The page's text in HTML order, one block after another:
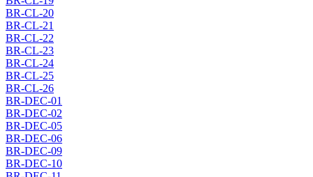
BR-CL-20
BR-CL-21
BR-CL-22
BR-CL-23
BR-CL-24
BR-CL-25
BR-CL-26
BR-DEC-01
BR-DEC-02
BR-DEC-05
BR-DEC-06
BR-DEC-09
BR-DEC-10